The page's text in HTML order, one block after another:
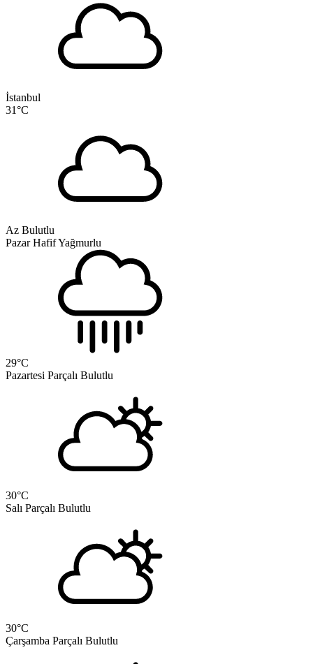
İstanbul
31°C
Az Bulutlu
Pazar Hafif Yağmurlu
29°C
Pazartesi Parçalı Bulutlu
30°C
Salı Parçalı Bulutlu
30°C
Çarşamba Parçalı Bulutlu